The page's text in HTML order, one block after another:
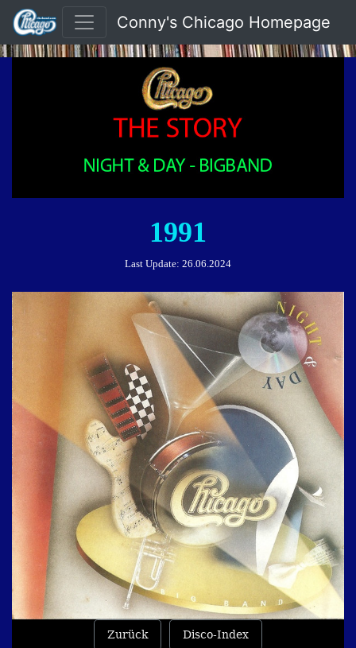
Conny's Chicago Homepage
1991
Last Update: 26.06.2024
Zurück Disco-Index